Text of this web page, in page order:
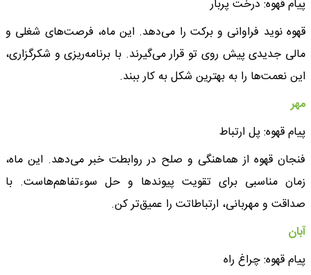
پیام قهوه: درخت پربار
قهوه نوید فراوانی و برکت را می‌دهد. این ماه، فرصت‌های شغلی و
مالی جدیدی پیش روی تو قرار می‌گیرند. با برنامه‌ریزی و شکرگزاری،
این نعمت‌ها را به بهترین شکل به کار ببند.
مهر
پیام قهوه: پل ارتباط
فنجان قهوه از هماهنگی و صلح در روابطت خبر می‌دهد. این ماه،
زمان مناسبی برای تقویت پیوندها و حل سوءتفاهم‌هاست. با
صداقت و مهربانی، ارتباطاتت را عمیق‌تر کن.
آبان
پیام قهوه: چراغ راه